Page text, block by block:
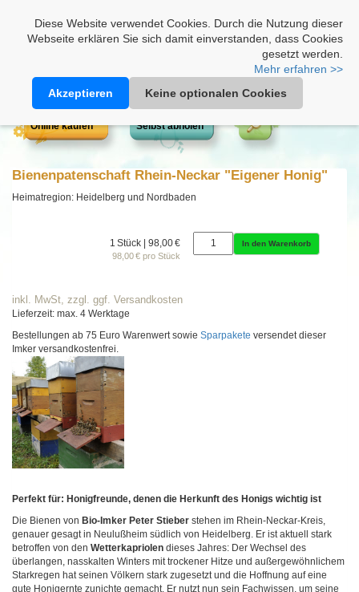
Diese Website verwendet Cookies. Durch die Nutzung dieser
Webseite erklären Sie sich damit einverstanden, dass Cookies
gesetzt werden.
Mehr erfahren >>
Akzeptieren
Keine optionalen Cookies
Online kaufen Selbst abholen
Bienenpatenschaft Rhein-Neckar "Eigener Honig"
Heimatregion: Heidelberg und Nordbaden
1 Stück | 98,00 €
98,00 € pro Stück
In den Warenkorb
inkl. MwSt, zzgl. ggf. Versandkosten
Lieferzeit: max. 4 Werktage
Bestellungen ab 75 Euro Warenwert sowie Sparpakete versendet dieser
Imker versandkostenfrei.
Perfekt für: Honigfreunde, denen die Herkunft des Honigs wichtig ist
Die Bienen von Bio-Imker Peter Stieber stehen im Rhein-Neckar-Kreis,
genauer gesagt in Neulußheim südlich von Heidelberg. Er ist aktuell stark
betroffen von den Wetterkapriolen dieses Jahres: Der Wechsel des
überlangen, nasskalten Winters mit trockener Hitze und außergewöhnlichem
Starkregen hat seinen Völkern stark zugesetzt und die Hoffnung auf eine
gute Honigernte zunichte gemacht. Er nutzt nun sein Fachwissen, um seine